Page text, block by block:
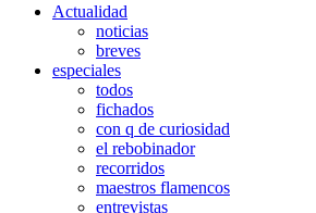
Actualidad
noticias
breves
especiales
todos
fichados
con q de curiosidad
el rebobinador
recorridos
maestros flamencos
entrevistas